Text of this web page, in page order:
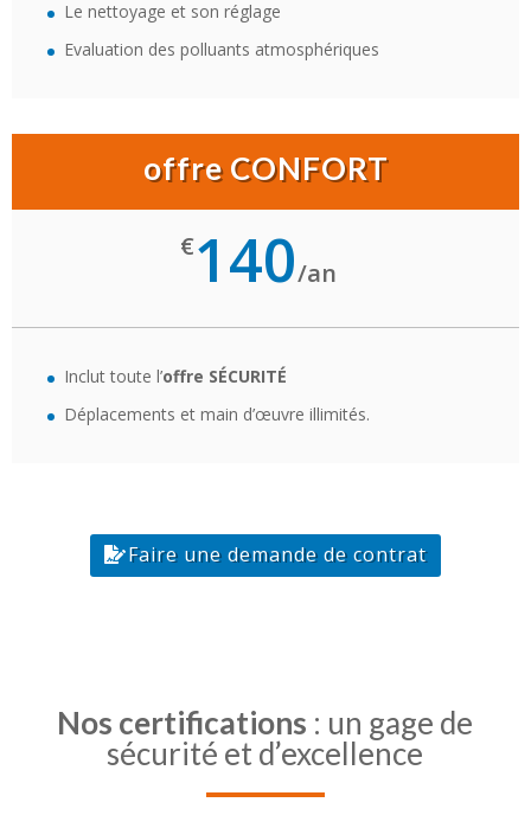
Le nettoyage et son réglage
Evaluation des polluants atmosphériques
offre CONFORT
€140/an
Inclut toute l’offre SÉCURITÉ
Déplacements et main d’œuvre illimités.
Faire une demande de contrat
Nos certifications : un gage de
sécurité et d’excellence